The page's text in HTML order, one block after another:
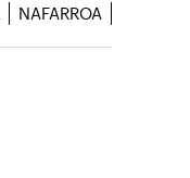
NAFARROA